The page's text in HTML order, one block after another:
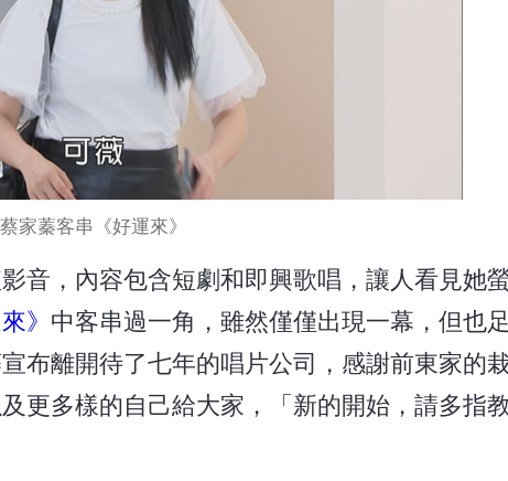
蔡家蓁客串《好運來》
音，內容包含短劇和即興歌唱，讓人看見她
》 中客串過一角，雖然僅僅出現一幕，但也
布離開待了七年的唱片公司，感謝前東家的
更多樣的自己給大家，「新的開始，請多指教